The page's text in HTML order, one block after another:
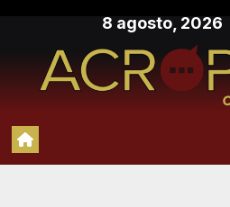
contenido
8 agosto, 2026